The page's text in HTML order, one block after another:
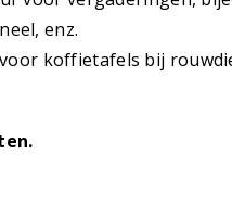
enz.
koffietafels bij